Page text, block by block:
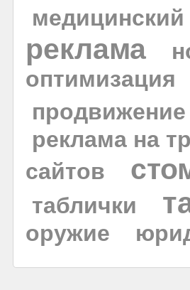
медицинский
реклама
оптимизация
продвижение
реклама на
сайтов
таблички
оружие